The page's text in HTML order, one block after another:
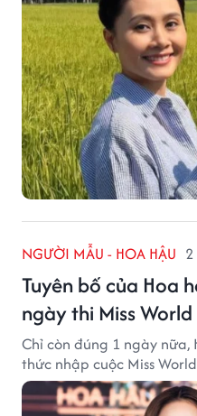
NGƯỜI MẪU - HOA HẬU
Tuyên bố của Hoa
ngày thi Miss World
Chỉ còn đúng 1 ngày nữa,
thức nhập cuộc Miss